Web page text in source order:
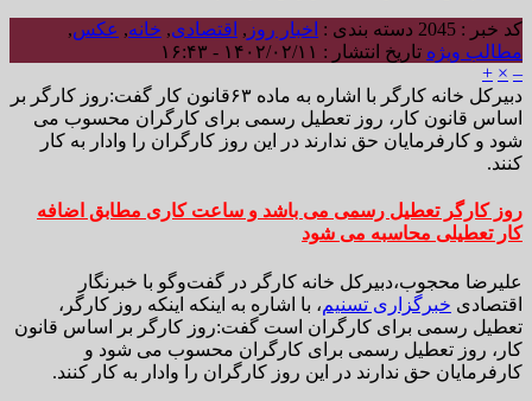
کد خبر : 2045 دسته بندی : اخبار روز , اقتصادی, خانه, عکس,
مطالب ویژه تاریخ انتشار : ۱۴۰۲/۰۲/۱۱ - ۱۶:۴۳
–
×
+
دبیرکل خانه کارگر با اشاره به ماده ۶۳قانون کار گفت:روز کارگر بر
اساس قانون کار، روز تعطیل رسمی برای کارگران محسوب می
شود و کارفرمایان حق ندارند در این روز کارگران را وادار به کار
کنند.
روز کارگر تعطیل رسمی می باشد و ساعت کاری مطابق اضافه
کار تعطیلی محاسبه می شود
علیرضا محجوب،دبیرکل خانه کارگر در گفت‌وگو با خبرنگار
اقتصادی خبرگزاری تسنیم، با اشاره به اینکه اینکه روز کارگر،
تعطیل رسمی برای کارگران است گفت:روز کارگر بر اساس قانون
کار، روز تعطیل رسمی برای کارگران محسوب می شود و
کارفرمایان حق ندارند در این روز کارگران را وادار به کار کنند.